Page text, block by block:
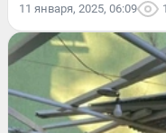
11 января, 2025, 06:09